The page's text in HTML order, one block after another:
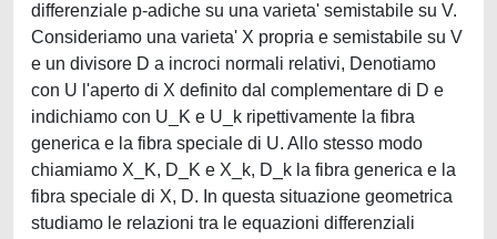
differenziale p-adiche su una varieta' semistabile su V.
Consideriamo una varieta' X propria e semistabile su V
e un divisore D a incroci normali relativi, Denotiamo
con U l'aperto di X definito dal complementare di D e
indichiamo con U_K e U_k ripettivamente la fibra
generica e la fibra speciale di U. Allo stesso modo
chiamiamo X_K, D_K e X_k, D_k la fibra generica e la
fibra speciale di X, D. In questa situazione geometrica
studiamo le relazioni tra le equazioni differenziali